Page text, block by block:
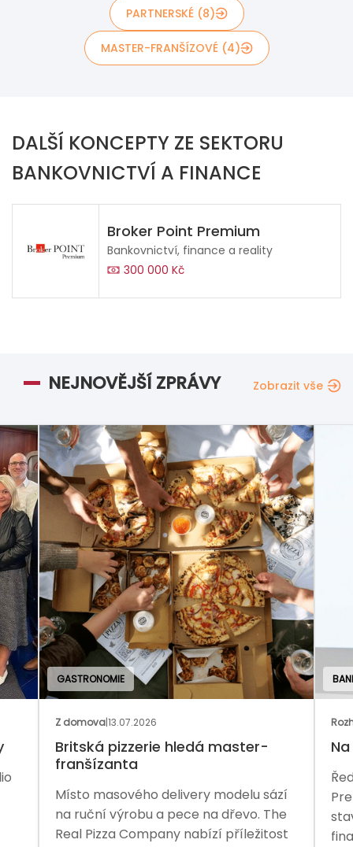
PARTNERSKÉ (8)
MASTER-FRANŠÍZOVÉ (4)
DALŠÍ KONCEPTY ZE SEKTORU
BANKOVNICTVÍ A FINANCE
Broker Point Premium
Bankovnictví, finance a reality
300 000 Kč
NEJNOVĚJŠÍ ZPRÁVY Zobrazit vše
GASTRONOMIE
Z domova|13.07.2026
Britská pizzerie hledá master-
franšízanta
Místo masového delivery modelu sází
na ruční výrobu a pece na dřevo. The
Real Pizza Company nabízí příležitost